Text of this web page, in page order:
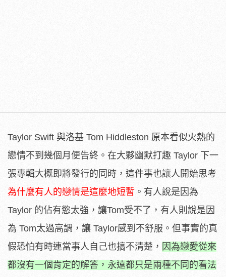
Taylor Swift 與洛基 Tom Hiddleston 原本看似火熱的
戀情不到幾個月便告終。在大夥幽默打趣 Taylor 下一
張專輯大概即將發行的同時，這件事也讓人開始思考
為什麼有人的戀情是這麼地短暫 。有人說是因為
Taylor 的佔有慾太強，讓Tom受不了，有人則說是因
為 Tom太過高調，讓 Taylor感到不舒服。但事實的真
假恐怕有時連當事人自己也搞不清楚， 因為戀愛從來
都沒有一個肯定的解答，永遠都只是兩種不同的看法